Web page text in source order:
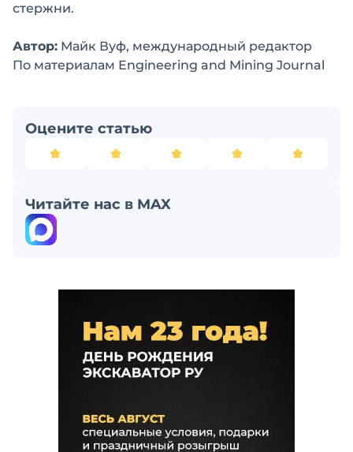
стержни.
Автор: Майк Вуф, международный редактор
По материалам Engineering and Mining Journal
Оцените статью
Читайте нас в MAX